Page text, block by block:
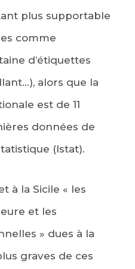
plus supportable
comme
d’étiquettes
alors que la
est de 11
données de
(Istat).
à la Sicile « les
et les
» dues à la
graves de ces